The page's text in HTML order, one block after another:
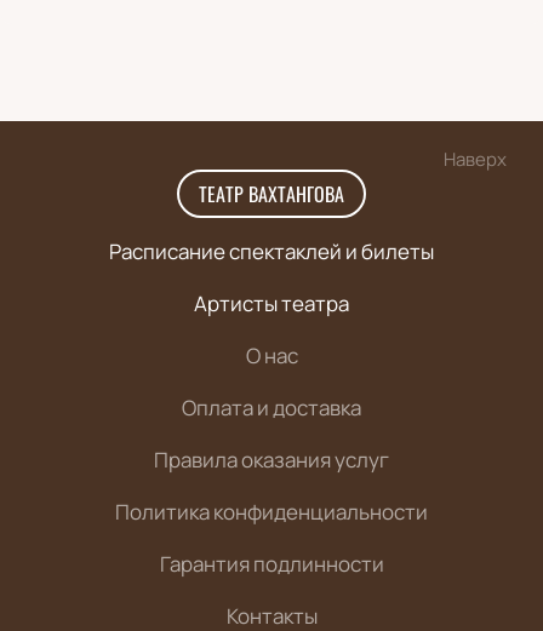
Наверх
ТЕАТР ВАХТАНГОВА
Расписание спектаклей и билеты
Артисты театра
О нас
Оплата и доставка
Правила оказания услуг
Политика конфиденциальности
Гарантия подлинности
Контакты